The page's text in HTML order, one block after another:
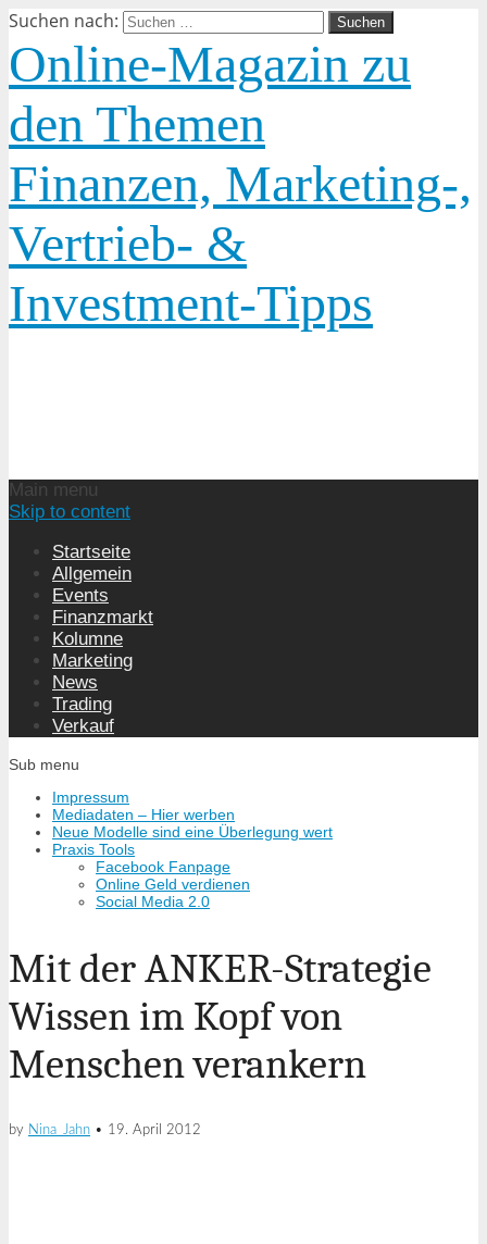
Suchen nach:
Online-Magazin zu
den Themen
Finanzen, Marketing-,
Vertrieb- &
Investment-Tipps
Main menu
Skip to content
Startseite
Allgemein
Events
Finanzmarkt
Kolumne
Marketing
News
Trading
Verkauf
Sub menu
Impressum
Mediadaten – Hier werben
Neue Modelle sind eine Überlegung wert
Praxis Tools
Facebook Fanpage
Online Geld verdienen
Social Media 2.0
Mit der ANKER-Strategie
Wissen im Kopf von
Menschen verankern
by Nina_Jahn • 19. April 2012